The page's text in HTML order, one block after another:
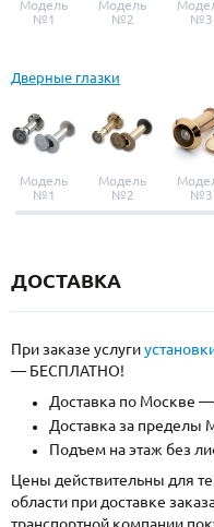
Модель
№1
Модель
№2
№3
Дверные глазки
Модель
№1
Модель
№2
№3
ДОСТАВКА
При заказе услуги
— БЕСПЛАТНО!
Доставка по Москве
Доставка за
Подъем на этаж без
Цены действительны для
области при доставке